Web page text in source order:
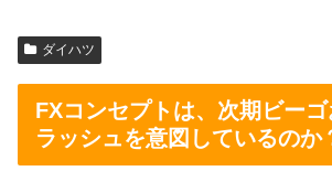
ダイハツ
FXコンセプトは、次期ビー
ラッシュを意図しているのか